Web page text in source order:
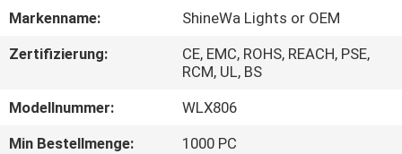
UNS
Markenname:
ShineWa Lights or OEM
Zertifizierung:
CE, EMC, ROHS, REACH, PSE,
RCM, UL, BS
Modellnummer:
WLX806
Min Bestellmenge:
1000 PC